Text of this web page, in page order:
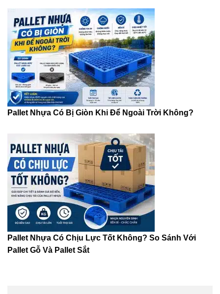
Pallet Nhựa Có Bị Giòn Khi Để Ngoài Trời Không?
Pallet Nhựa Có Chịu Lực Tốt Không? So Sánh Với
Pallet Gỗ Và Pallet Sắt